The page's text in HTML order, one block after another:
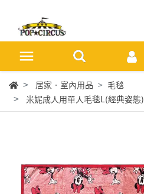
居家‧室內用品
毛毯
米妮成人用單人毛毯L(經典姿態)